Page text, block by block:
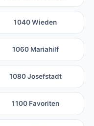
1040 Wieden
1060 Mariahilf
1080 Josefstadt
1100 Favoriten